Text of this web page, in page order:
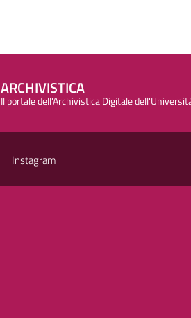
ARCHIVISTICA
Il portale dell'Archivistica Digitale
Instagram